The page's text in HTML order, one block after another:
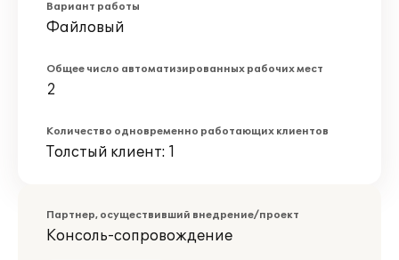
Вариант работы
Файловый
Общее число автоматизированных рабочих мест
2
Количество одновременно работающих клиентов
Толстый клиент: 1
Партнер, осуществивший внедрение/проект
Консоль-сопровождение